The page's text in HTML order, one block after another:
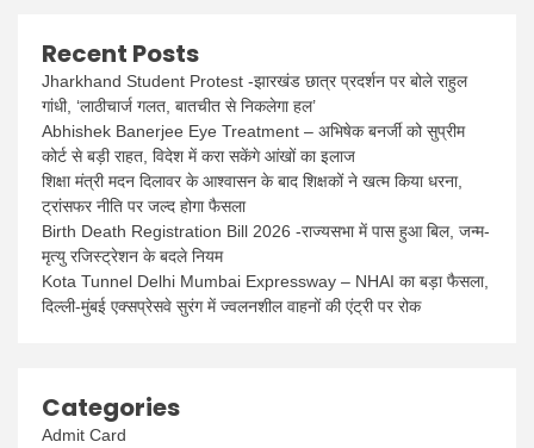
Recent Posts
Jharkhand Student Protest -झारखंड छात्र प्रदर्शन पर बोले राहुल
गांधी, ‘लाठीचार्ज गलत, बातचीत से निकलेगा हल’
Abhishek Banerjee Eye Treatment – अभिषेक बनर्जी को सुप्रीम
कोर्ट से बड़ी राहत, विदेश में करा सकेंगे आंखों का इलाज
शिक्षा मंत्री मदन दिलावर के आश्वासन के बाद शिक्षकों ने खत्म किया धरना,
ट्रांसफर नीति पर जल्द होगा फैसला
Birth Death Registration Bill 2026 -राज्यसभा में पास हुआ बिल, जन्म-
मृत्यु रजिस्ट्रेशन के बदले नियम
Kota Tunnel Delhi Mumbai Expressway – NHAI का बड़ा फैसला,
दिल्ली-मुंबई एक्सप्रेसवे सुरंग में ज्वलनशील वाहनों की एंट्री पर रोक
Categories
Admit Card